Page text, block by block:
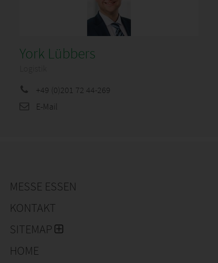
York Lübbers
+49 (0)201 72 44-269
E-Mail
MESSE ESSEN
KONTAKT
SITEMAP
HOME